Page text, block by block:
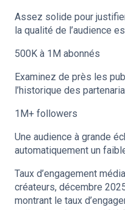
Assez solide pour
la qualité de l’audience
500K à 1M abonnés
Examinez de près les
l’historique des
1M+ followers
Une audience à grande
automatiquement un
Taux d’engagement
créateurs, décembre
montrant le taux